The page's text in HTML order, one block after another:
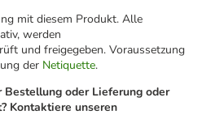
mit diesem Produkt. Alle
werden
und freigegeben. Voraussetzung
der Netiquette.
oder Lieferung oder
Kontaktiere unseren